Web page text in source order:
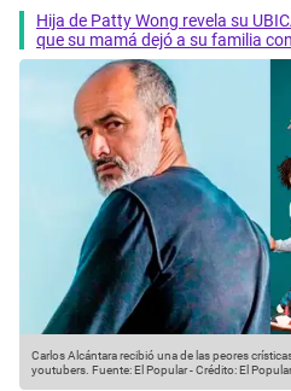
Hija de Patty Wong revela su
que su mamá dejó a su familia
Carlos Alcántara recibió una de las peores
youtubers. Fuente: El Popular-Crédito: El Popular